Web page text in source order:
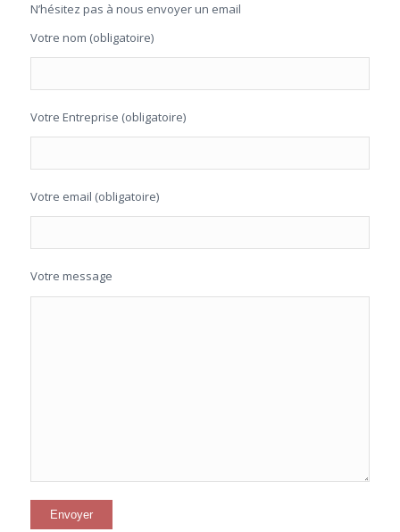
N’hésitez pas à nous envoyer un email
Votre nom (obligatoire)
Votre Entreprise (obligatoire)
Votre email (obligatoire)
Votre message